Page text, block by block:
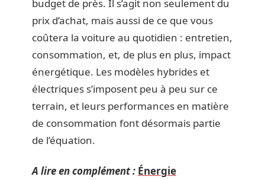
budget de près. Il s’agit non seulement du
prix d’achat, mais aussi de ce que vous
coûtera la voiture au quotidien : entretien,
consommation, et, de plus en plus, impact
énergétique. Les modèles hybrides et
électriques s’imposent peu à peu sur ce
terrain, et leurs performances en matière
de consommation font désormais partie
de l’équation.
A lire en complément : Énergie